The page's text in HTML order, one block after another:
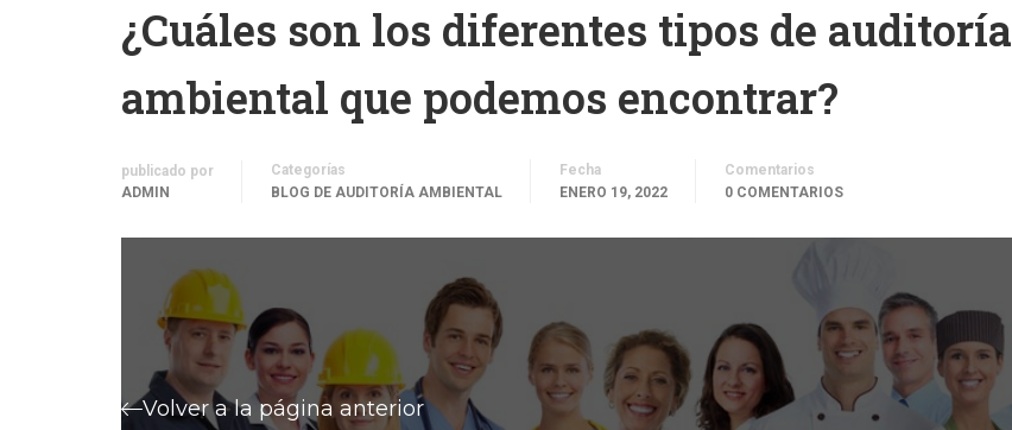
¿Cuáles son los diferentes tipos de auditoría
ambiental que podemos encontrar?
publicado por
ADMIN
Categorías
BLOG DE AUDITORÍA AMBIENTAL
Fecha
ENERO 19, 2022
Comentarios
0 COMENTARIOS
Volver a la página anterior